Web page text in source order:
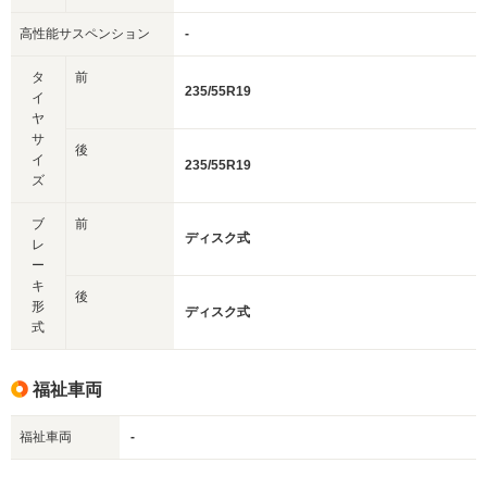
高性能サスペンション -
タ
イ
ヤ
サ
イ
ズ
前
235/55R19
後
235/55R19
ブ
レ
ー
キ
形
式
前
ディスク式
後
ディスク式
福祉車両
福祉車両 -